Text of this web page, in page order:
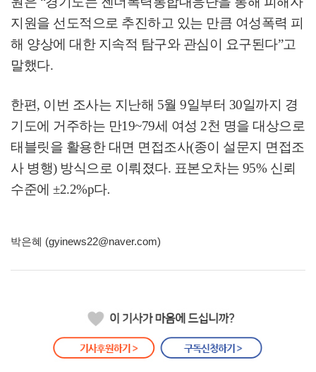
지원을 선도적으로 추진하고 있는 만큼 여성폭력 피
해 양상에 대한 지속적 탐구와 관심이 요구된다”고
말했다.
한편, 이번 조사는 지난해 5월 9일부터 30일까지 경
기도에 거주하는 만19~79세 여성 2천 명을 대상으로
태블릿을 활용한 대면 면접조사(종이 설문지 면접조
사 병행) 방식으로 이뤄졌다. 표본오차는 95% 신뢰
수준에 ±2.2%p다.
박은혜 (gyinews22@naver.com)